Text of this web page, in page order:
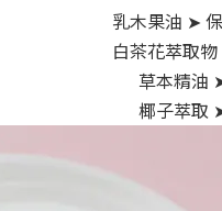
乳木果油 ➤
白茶花萃取
草本精油
椰子萃取